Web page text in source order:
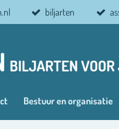
biljarten
BILJARTEN VOOR
Bestuur en organisatie